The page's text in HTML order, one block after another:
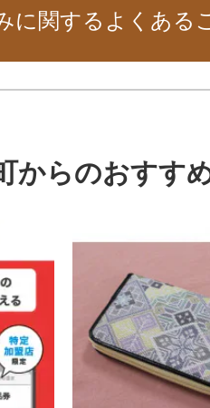
に関するよくある
からのおすす